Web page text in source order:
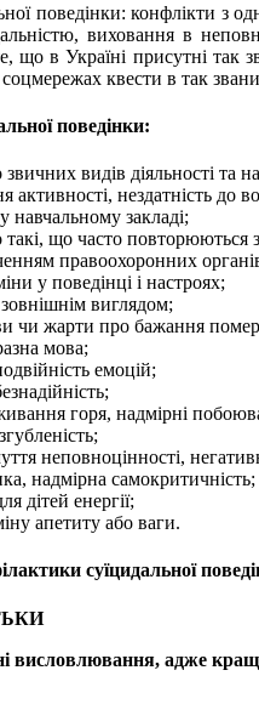
поведінки: конфлікти з
виховання в
що в Україні присутні так
квести в так
поведінки:
звичних видів діяльності та
активності, нездатність до
навчальному закладі;
такі, що часто
правоохоронних
у поведінці і настроях;
виглядом;
чи жарти про бажання
мова;
емоцій;
горя, надмірні
неповноцінності,
надмірна самокритичність;
дітей енергії;
апетиту або ваги.
суїцидальної
висловлювання, адже